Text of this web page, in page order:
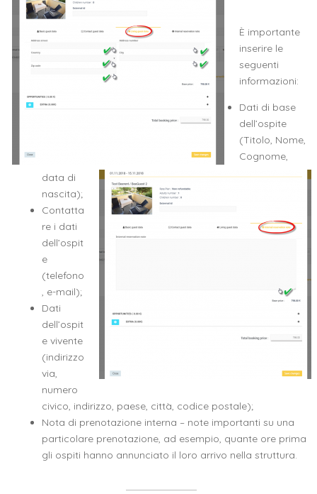
È importante
inserire le
seguenti
informazioni:
Dati di base
dell’ospite
(Titolo, Nome,
Cognome,
data di
nascita);
Contatta
re i dati
dell’ospit
e
(telefono
, e-mail);
Dati
dell’ospit
e vivente
(indirizzo
via,
numero
civico, indirizzo, paese, città, codice postale);
Nota di prenotazione interna – note importanti su una
particolare prenotazione, ad esempio, quante ore prima
gli ospiti hanno annunciato il loro arrivo nella struttura.